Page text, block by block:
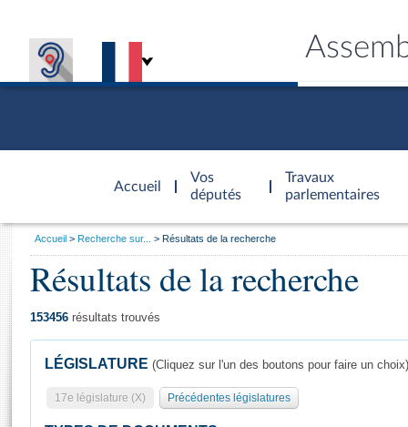
Accueil
d'accueil
Vos
députés
Travaux
parlementaires
Général
Vous
Accueil Recherche sur... Résultats de la recherche
Résultats de la recherche
153456 résultats trouvés
LÉGISLATURE (Cliquez sur l'un des boutons pour faire un choix)
17e législature (X) Précédentes législatures